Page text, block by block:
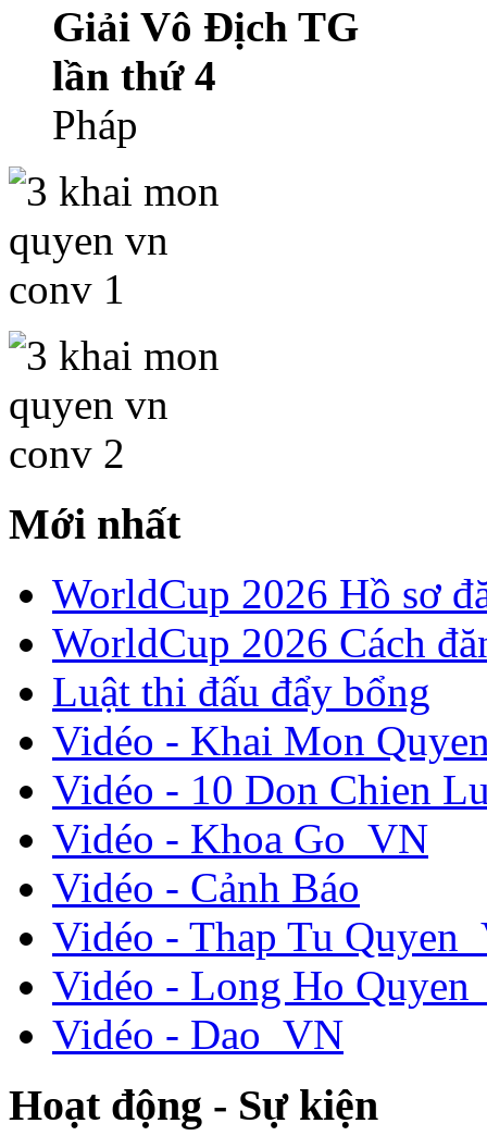
Giải Vô Địch TG
lần thứ 4
Pháp
Mới nhất
WorldCup 2026 Hồ sơ
WorldCup 2026 Cách
Luật thi đấu đẩy bổng
Vidéo - Khai Mon
Vidéo - 10 Don Chien
Vidéo - Khoa Go_VN
Vidéo - Cảnh Báo
Vidéo - Thap Tu
Vidéo - Long Ho
Vidéo - Dao_VN
Hoạt động - Sự kiện